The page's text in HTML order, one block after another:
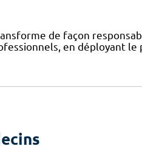
de façon
en déployant le